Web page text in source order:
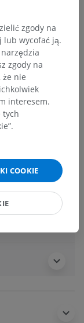
> Isota szara
powiązane
zgody na
lub wycofać ją.
zgody na
że nie
interesem.
tych
COOKIE